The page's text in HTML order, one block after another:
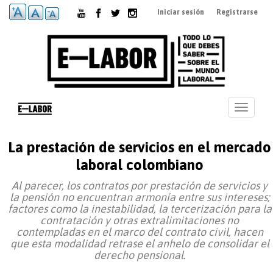
Pasar
Iniciar sesión Registrarse
Toggle
La prestación de servicios en el mercado
laboral colombiano
Al parecer, los contratos por prestación de servicios y
la pensión no encuentran armonía entre sus intereses;
factores como la inestabilidad, la tercerización para la
contratación y otras extralimitaciones no
contempladas en el marco del contrato civil, hacen
que esta modalidad retrase el anhelo de consolidar el
derecho pensional.